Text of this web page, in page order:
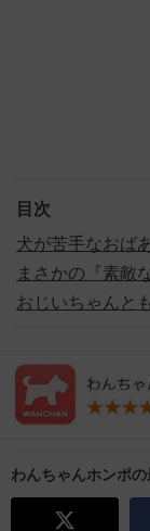
目次
犬が苦手なおば
まさかの『素敵
おじいちゃんと
わんちゃんホンポ